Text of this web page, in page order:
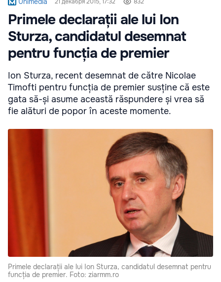
Primele declarații ale lui Ion
Sturza, candidatul desemnat
pentru funcția de premier
Ion Sturza, recent desemnat de către Nicolae
Timofti pentru funcția de premier susține că este
gata să-și asume această răspundere și vrea să
fie alături de popor în aceste momente.
Primele declarații ale lui Ion Sturza, candidatul desemnat pentru
funcția de premier. Foto: ziarmm.ro